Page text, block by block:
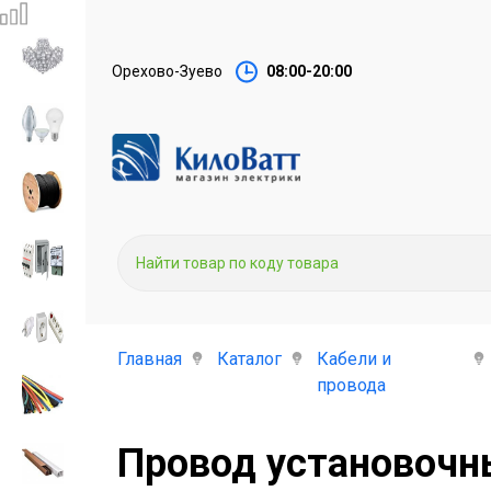
Орехово-Зуево 08:00-20:00
Главная Каталог
Кабели и
провода
Провод